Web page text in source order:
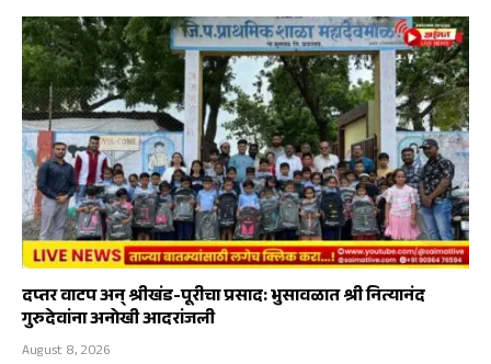
दप्तर वाटप अन् श्रीखंड-पूरीचा प्रसाद: भुसावळात श्री नित्यानंद
गुरुदेवांना अनोखी आदरांजली
August 8, 2026